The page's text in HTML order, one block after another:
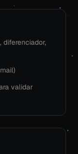
diferenciador,
validar